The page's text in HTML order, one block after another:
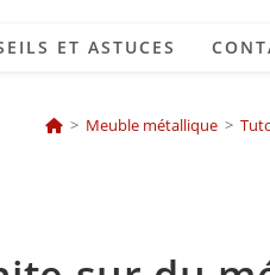
ET ASTUCES
> Meuble métallique >